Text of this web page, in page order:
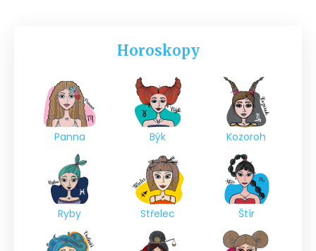
Horoskopy
Panna Býk Kozoroh
Ryby Střelec Štír